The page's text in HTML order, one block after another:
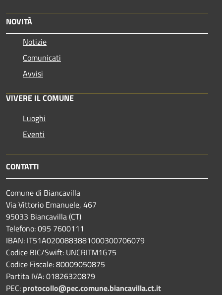
NOVITÀ
Notizie
Comunicati
Avvisi
VIVERE IL COMUNE
Luoghi
Eventi
CONTATTI
Comune di Biancavilla
Via Vittorio Emanuele, 467
95033 Biancavilla (CT)
Telefono: 095 7600111
IBAN: IT51A0200883881000300706079
Codice BIC/Swift: UNCRITM1G75
Codice Fiscale: 80009050875
Partita IVA: 01826320879
PEC: protocollo@pec.comune.biancavilla.ct.it